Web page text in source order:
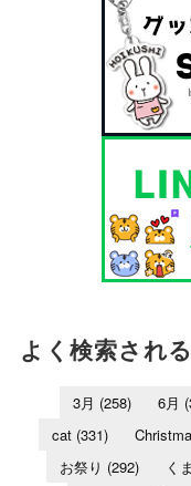
よく検索され
3月 (258) 6月
cat (331)
お祭り (292) くま